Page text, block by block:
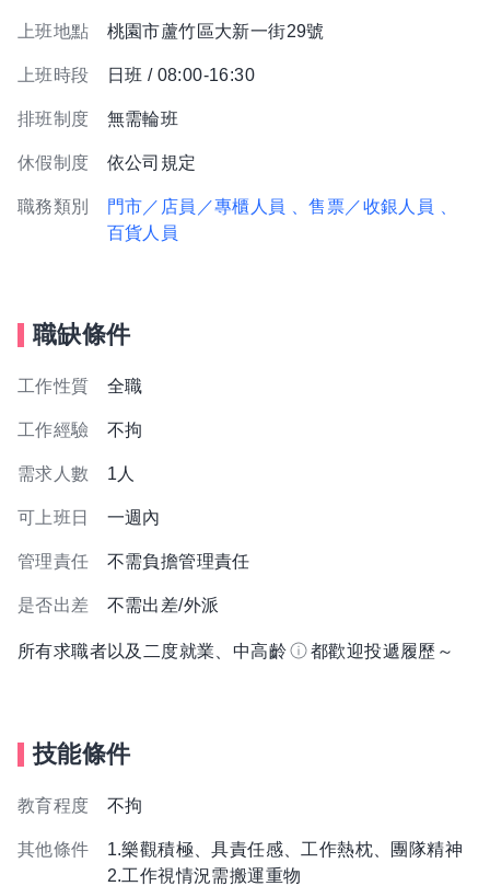
上班地點 桃園市蘆竹區大新一街29號
上班時段 日班 / 08:00-16:30
排班制度 無需輪班
休假制度 依公司規定
職務類別 門市／店員／專櫃人員 、售票／收銀人員
百貨人員
職缺條件
工作性質 全職
工作經驗 不拘
需求人數 1人
可上班日 一週內
管理責任 不需負擔管理責任
是否出差 不需出差/外派
所有求職者以及二度就業、中高齡 都歡迎投遞履歷～
技能條件
教育程度 不拘
其他條件
1.樂觀積極、具責任感、工作熱枕、團隊精神
2.工作視情況需搬運重物